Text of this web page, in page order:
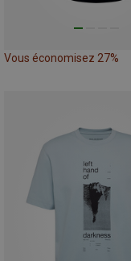
Vous économisez 27%